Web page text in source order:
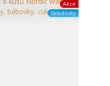
Akce
Skladovky